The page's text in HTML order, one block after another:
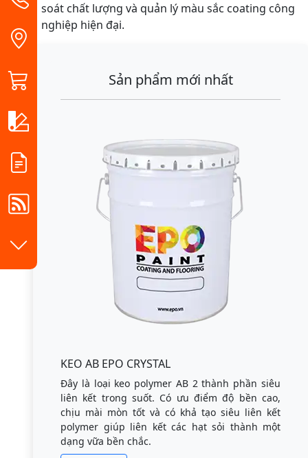
soát chất lượng và quản lý màu sắc coating công
nghiệp hiện đại.
Sản phẩm mới nhất
KEO AB EPO CRYSTAL
Đây là loại keo polymer AB 2 thành phần siêu
liên kết trong suốt. Có ưu điểm độ bền cao,
chịu mài mòn tốt và có khả tạo siêu liên kết
polymer giúp liên kết các hạt sỏi thành một
dạng vữa bền chắc.